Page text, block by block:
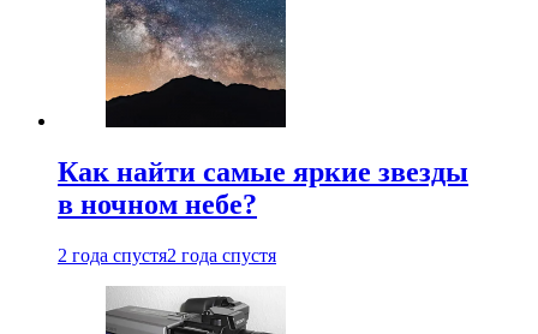
Как найти самые яркие звезды
в ночном небе?
2 года спустя2 года спустя